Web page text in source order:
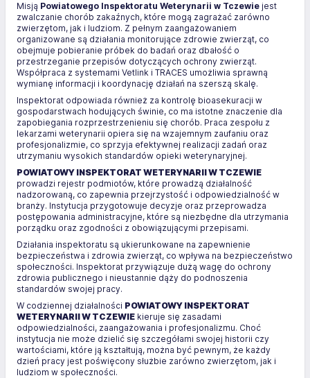
Misją Powiatowego Inspektoratu Weterynarii w Tczewie jest
zwalczanie chorób zakaźnych, które mogą zagrażać zarówno
zwierzętom, jak i ludziom. Z pełnym zaangażowaniem
organizowane są działania monitorujące zdrowie zwierząt, co
obejmuje pobieranie próbek do badań oraz dbałość o
przestrzeganie przepisów dotyczących ochrony zwierząt.
Współpraca z systemami Vetlink i TRACES umożliwia sprawną
wymianę informacji i koordynację działań na szerszą skalę.
Inspektorat odpowiada również za kontrolę bioasekuracji w
gospodarstwach hodujących świnie, co ma istotne znaczenie dla
zapobiegania rozprzestrzenieniu się chorób. Praca zespołu z
lekarzami weterynarii opiera się na wzajemnym zaufaniu oraz
profesjonalizmie, co sprzyja efektywnej realizacji zadań oraz
utrzymaniu wysokich standardów opieki weterynaryjnej.
POWIATOWY INSPEKTORAT WETERYNARII W TCZEWIE
prowadzi rejestr podmiotów, które prowadzą działalność
nadzorowaną, co zapewnia przejrzystość i odpowiedzialność w
branży. Instytucja przygotowuje decyzje oraz przeprowadza
postępowania administracyjne, które są niezbędne dla utrzymania
porządku oraz zgodności z obowiązującymi przepisami.
Działania inspektoratu są ukierunkowane na zapewnienie
bezpieczeństwa i zdrowia zwierząt, co wpływa na bezpieczeństwo
społeczności. Inspektorat przywiązuje dużą wagę do ochrony
zdrowia publicznego i nieustannie dąży do podnoszenia
standardów swojej pracy.
W codziennej działalności POWIATOWY INSPEKTORAT
WETERYNARII W TCZEWIE kieruje się zasadami
odpowiedzialności, zaangażowania i profesjonalizmu. Choć
instytucja nie może dzielić się szczegółami swojej historii czy
wartościami, które ją kształtują, można być pewnym, że każdy
dzień pracy jest poświęcony służbie zarówno zwierzętom, jak i
ludziom w społeczności.